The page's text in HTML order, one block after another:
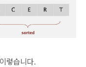
렇습니다.